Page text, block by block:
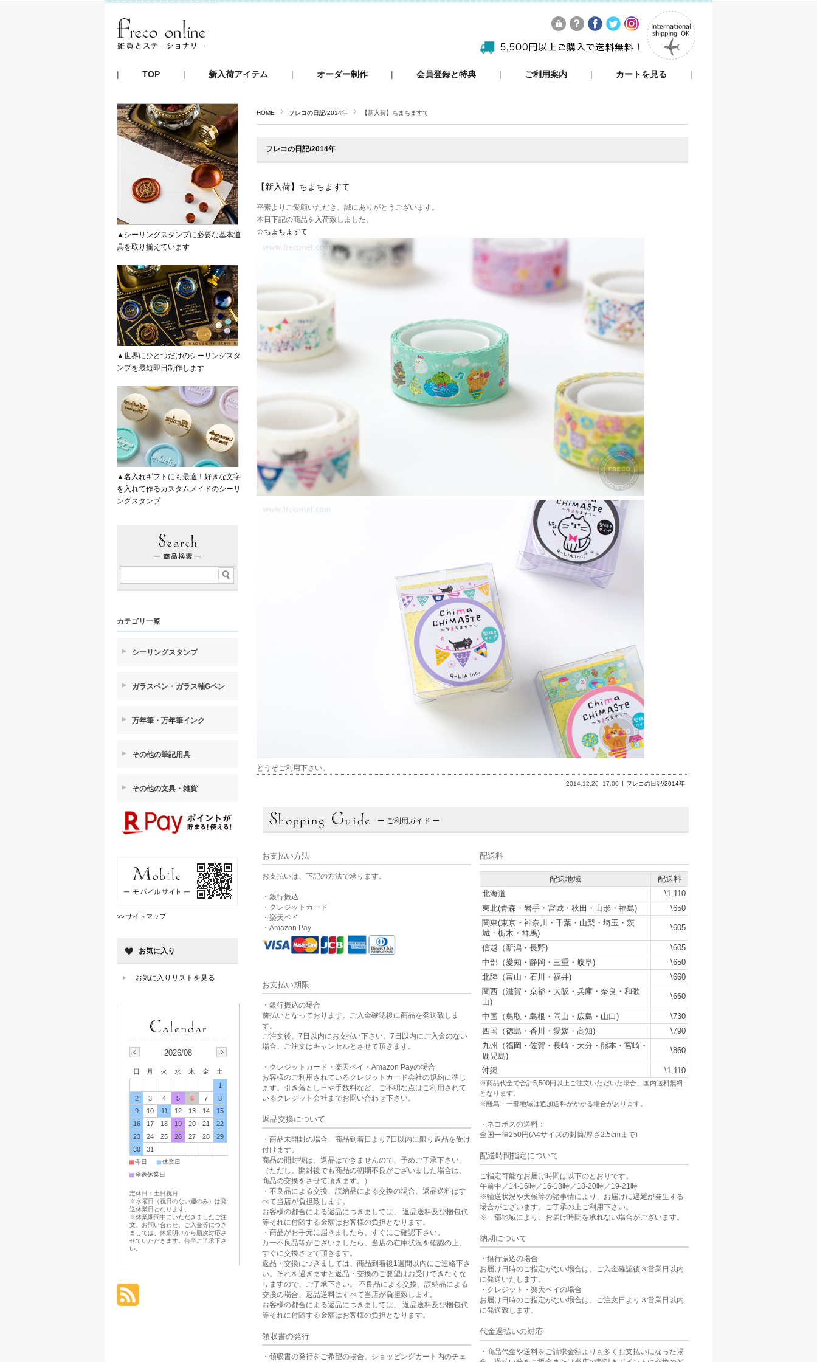
TOP 新入荷アイテム オーダー制作 会員登録と特典 ご利用案内 カートを見る
HOME フレコの日記/2014年 【新入荷】ちまちますて
フレコの日記/2014年
【新入荷】ちまちますて
平素よりご愛顧いただき、誠にありがとうございます。
本日下記の商品を入荷致しました。
☆ちまちますて
どうぞご利用下さい。
2014.12.26 17:00 フレコの日記/2014年
ー ご利用ガイド ー
お支払い方法
お支払いは、下記の方法で承ります。
・銀行振込
・クレジットカード
・楽天ペイ
・Amazon Pay
お支払い期限
・銀行振込の場合
前払いとなっております。ご入金確認後に商品を発送致しま
す。
ご注文後、7日以内にお支払い下さい。7日以内にご入金のない
場合、ご注文はキャンセルとさせて頂きます。
・クレジットカード・楽天ペイ・Amazon Payの場合
お客様のご利用されているクレジットカード会社の規約に準じ
ます。引き落とし日や手数料など、ご不明な点はご利用されて
いるクレジット会社までお問い合わせ下さい。
返品交換について
・商品未開封の場合、商品到着日より7日以内に限り返品を受け
付けます。
商品の開封後は、返品はできませんので、予めご了承下さい。
（ただし、開封後でも商品の初期不良がございました場合は、
商品の交換をさせて頂きます。）
・不良品による交換、誤納品による交換の場合、返品送料はす
べて当店が負担致します。
お客様の都合による返品につきましては、 返品送料及び梱包代
等それに付随する金額はお客様の負担となります。
・商品がお手元に届きましたら、すぐにご確認下さい。
万一不良品等がございましたら、当店の在庫状況を確認の上、
すぐに交換させて頂きます。
返品・交換につきましては、商品到着後1週間以内にご連絡下さ
い。それを過ぎますと返品・交換のご要望はお受けできなくな
りますので、ご了承下さい。 不良品による交換、誤納品による
交換の場合、返品送料はすべて当店が負担致します。
お客様の都合による返品につきましては、 返品送料及び梱包代
等それに付随する金額はお客様の負担となります。
領収書の発行
・領収書の発行をご希望の場合、ショッピングカート内のチェ
配送料
配送地域
配送料
北海道
\1,110
東北(青森・岩手・宮城・秋田・山形・福島)
\650
関東(東京・神奈川・千葉・山梨・埼玉・茨
城・栃木・群馬)
\605
信越（新潟・長野)
\605
中部（愛知・静岡・三重・岐阜)
\650
北陸（富山・石川・福井)
\660
関西（滋賀・京都・大阪・兵庫・奈良・和歌
山)
\660
中国（鳥取・島根・岡山・広島・山口)
\730
四国（徳島・香川・愛媛・高知)
\790
九州（福岡・佐賀・長崎・大分・熊本・宮崎・
鹿児島)
\860
沖縄 \1,110
※商品代金で合計5,500円以上ご注文いただいた場合、国内送料無料
となります。
※離島・一部地域は追加送料がかかる場合があります。
・ネコポスの送料：
全国一律250円(A4サイズの封筒/厚さ2.5cmまで)
配送時間指定について
ご指定可能なお届け時間は以下のとおりです。
午前中／14-16時／16-18時／18-20時／19-21時
※輸送状況や天候等の諸事情により、お届けに遅延が発生する
場合がございます。ご了承の上ご利用下さい。
※一部地域により、お届け時間を承れない場合がございます。
納期について
・銀行振込の場合
お届け日時のご指定がない場合は、ご入金確認後３営業日以内
に発送いたします。
・クレジット・楽天ペイの場合
お届け日時のご指定がない場合は、ご注文日より３営業日以内
に発送致します。
代金過払いの対応
・商品代金や送料をご請求金額よりも多くお支払いになった場
▲シーリングスタンプに必要な基本道
具を取り揃えています
▲世界にひとつだけのシーリングスタ
ンプを最短即日制作します
▲名入れギフトにも最適！好きな文字
を入れて作るカスタムメイドのシーリ
ングスタンプ
カテゴリ一覧
シーリングスタンプ
ガラスペン・ガラス軸Gペン
万年筆・万年筆インク
その他の筆記用具
その他の文具・雑貨
>> サイトマップ
お気に入り
お気に入りリストを見る
2026/08
日 月 火 水 木 金
土
1
2
3 4 5 6 7
8
9
10 11 12 13 14
15
16
17 18 19 20 21
22
23
24 25 26 27 28
29
30
31
■今日 ■休業日
■発送休業日
定休日：土日祝日
※水曜日（祝日のない週のみ）は発
送休業日となります。
※休業期間中にいただきましたご注
文、お問い合わせ、ご入金等につき
ましては、休業明けから順次対応さ
せていただきます。何卒ご了承下さ
い。